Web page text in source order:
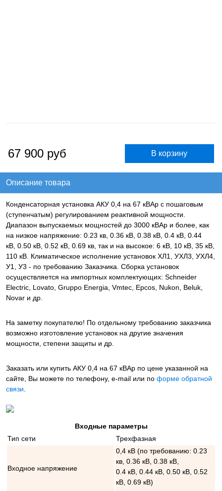
67 900 руб
Описание товара
Конденсаторная установка АКУ 0,4 на 67 кВАр с пошаговым
(ступенчатым) регулированием реактивной мощности.
Диапазон выпускаемых мощностей до 3000 кВАр и более, как
на низкое напряжение: 0.23 кв, 0.36 кВ, 0.38 кВ, 0.4 кВ, 0.44
кВ, 0.50 кВ, 0.52 кВ, 0.69 кв, так и на высокое: 6 кВ, 10 кВ, 35 кВ,
110 кВ. Климатическое исполнение установок ХЛ1, УХЛ3, УХЛ4,
У1, У3 - по требованию Заказчика. Сборка установок
осуществляется на импортных комплектующих: Schneider
Electric, Lovato, Gruppo Energia, Vmtec, Epcos, Nukon, Beluk,
Novar и др.
На заметку покупателю! По отдельному требованию заказчика
возможно изготовление установок на другие значения
мощности, степени защиты и др.
Заказать или купить АКУ 0,4 на 67 кВАр по цене указанной на
сайте, Вы можете по телефону, e-mail или по форме обратной
связи.
Входные параметры
Тип сети
Трехфазная
Входное напряжение
0,4 кВ (по требованию: 0.23
кв, 0.36 кВ, 0.38 кВ,
0.4 кВ, 0.44 кВ, 0.50 кВ, 0.52
кВ, 0.69 кВ)